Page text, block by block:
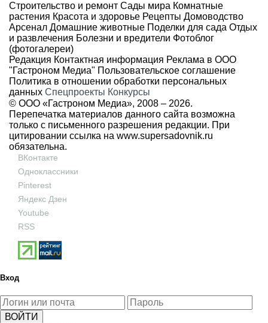
Строительство и ремонт Сады мира Комнатные
растения Красота и здоровье Рецепты Домоводство
Арсенал Домашние животные Поделки для сада Отдых
и развлечения Болезни и вредители Фотоблог
(фотогалереи)
Редакция Контактная информация Реклама в ООО
"Гастроном Медиа" Пользовательское соглашение
Политика в отношении обработки персональных
данных Спецпроекты Конкурсы
© ООО «Гастроном Медиа», 2008 – 2026.
Перепечатка материалов данного сайта возможна
только с письменного разрешения редакции. При
цитировании ссылка на www.supersadovnik.ru
обязательна.
ВКонтакте
Одноклассники
Pinterest
Яндекс Дзен
Youtube
RSS
Вход